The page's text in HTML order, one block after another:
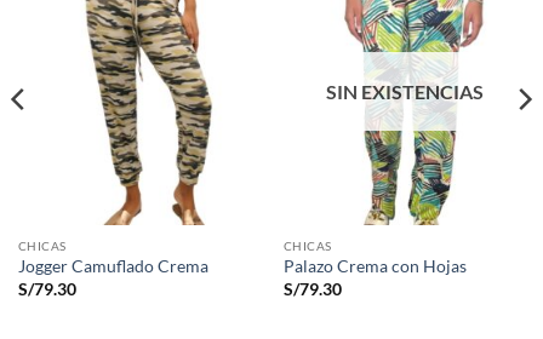
CHICAS
Jogger Camuflado Crema
S/79.30
SIN EXISTENCIAS
CHICAS
Palazo Crema con Hojas
S/79.30